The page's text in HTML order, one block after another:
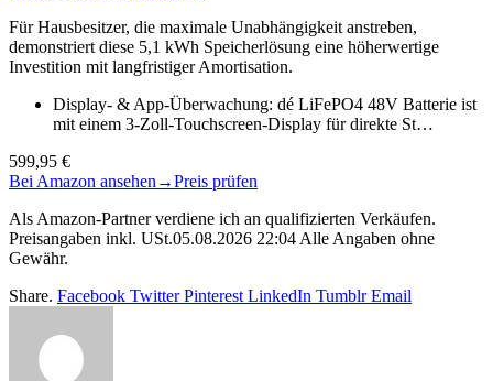
Für Hausbesitzer, die maximale Unabhängigkeit anstreben,
demonstriert diese 5,1 kWh Speicherlösung eine höherwertige
Investition mit langfristiger Amortisation.
Display- & App-Überwachung: dé LiFePO4 48V Batterie ist
mit einem 3-Zoll-Touchscreen-Display für direkte St…
599,95 €
Bei Amazon ansehen →Preis prüfen
Als Amazon-Partner verdiene ich an qualifizierten Verkäufen.
Preisangaben inkl. USt.05.08.2026 22:04 Alle Angaben ohne
Gewähr.
Share. Facebook Twitter Pinterest LinkedIn Tumblr Email